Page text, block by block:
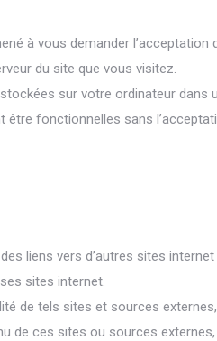
à vous demander
du site que vous visitez.
sur votre ordinateur
être fonctionnelles sans
liens vers d’autres sites
sites internet.
de tels sites et sources
de ces sites ou sources